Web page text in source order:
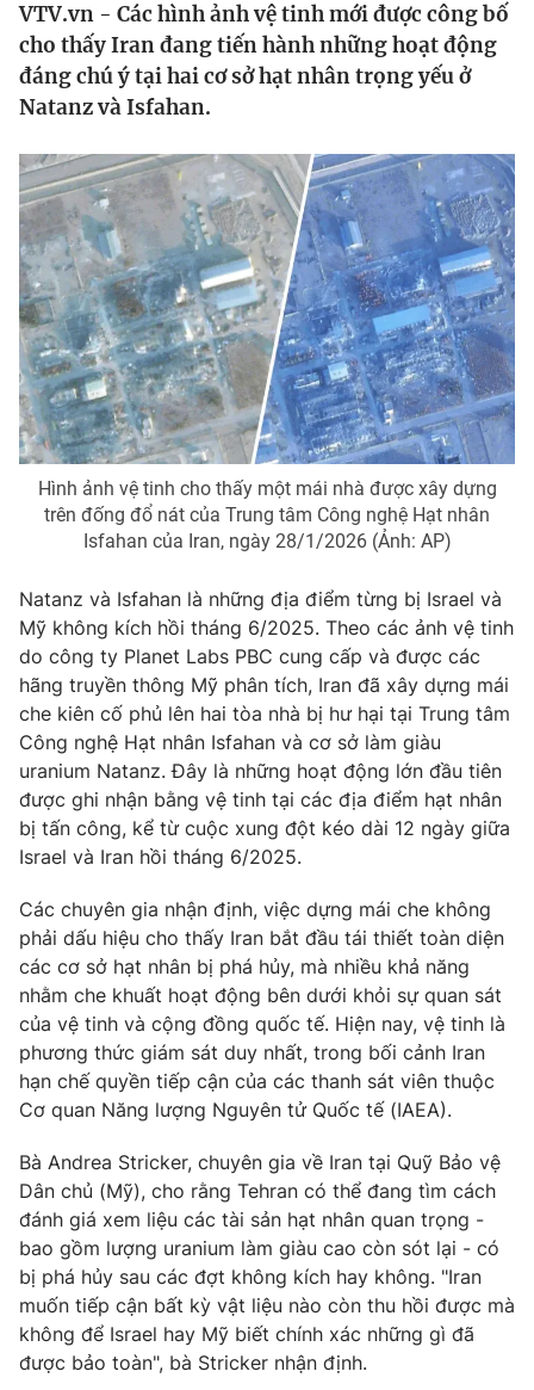
Thế giới
Tin tức
Thế giới đó đây
Câu chuyện quốc tế
Kinh tế
Thị trường
Góc doanh nghiệp
Dữ liệu và đời sống
Truyền hình
Phim VTV
Hậu trường
Nhân vật
Khán giả
Giải sao mai
Giải trí
Điện ảnh
Âm nhạc
Sao
Đời sống
Du lịch
Làm đẹp
Chất lượng cuộc sống
Giáo dục
Tuyển sinh
Học trực tuyến
Công nghệ
Hitech Công nghệ tương lai
Sản phẩm
Thị trường
Tư vấn
Lịch phát sóng
Chuyên mục khác
Emagazine Podcast
Photo Infographic
Video Shorts video
VTV Money VTV Thể thao
VTV Sức khoẻ Bất động sản
Thị trường 24h Tấm lòng Việt
VTV4 Vươn mình bằng AI
VTV9 VTV8
Liên hệ tòa soạn English
VTV.vn - Các hình ảnh vệ tinh mới được công bố
cho thấy Iran đang tiến hành những hoạt động
đáng chú ý tại hai cơ sở hạt nhân trọng yếu ở
Natanz và Isfahan.
Hình ảnh vệ tinh cho thấy một mái nhà được xây dựng
trên đống đổ nát của Trung tâm Công nghệ Hạt nhân
Isfahan của Iran, ngày 28/1/2026 (Ảnh: AP)
Natanz và Isfahan là những địa điểm từng bị Israel và
Mỹ không kích hồi tháng 6/2025. Theo các ảnh vệ tinh
do công ty Planet Labs PBC cung cấp và được các
hãng truyền thông Mỹ phân tích, Iran đã xây dựng mái
che kiên cố phủ lên hai tòa nhà bị hư hại tại Trung tâm
Công nghệ Hạt nhân Isfahan và cơ sở làm giàu
uranium Natanz. Đây là những hoạt động lớn đầu tiên
được ghi nhận bằng vệ tinh tại các địa điểm hạt nhân
bị tấn công, kể từ cuộc xung đột kéo dài 12 ngày giữa
Israel và Iran hồi tháng 6/2025.
Các chuyên gia nhận định, việc dựng mái che không
phải dấu hiệu cho thấy Iran bắt đầu tái thiết toàn diện
các cơ sở hạt nhân bị phá hủy, mà nhiều khả năng
nhằm che khuất hoạt động bên dưới khỏi sự quan sát
của vệ tinh và cộng đồng quốc tế. Hiện nay, vệ tinh là
phương thức giám sát duy nhất, trong bối cảnh Iran
hạn chế quyền tiếp cận của các thanh sát viên thuộc
Cơ quan Năng lượng Nguyên tử Quốc tế (IAEA).
Bà Andrea Stricker, chuyên gia về Iran tại Quỹ Bảo vệ
Dân chủ (Mỹ), cho rằng Tehran có thể đang tìm cách
đánh giá xem liệu các tài sản hạt nhân quan trọng -
bao gồm lượng uranium làm giàu cao còn sót lại - có
bị phá hủy sau các đợt không kích hay không. "Iran
muốn tiếp cận bất kỳ vật liệu nào còn thu hồi được mà
không để Israel hay Mỹ biết chính xác những gì đã
được bảo toàn", bà Stricker nhận định.